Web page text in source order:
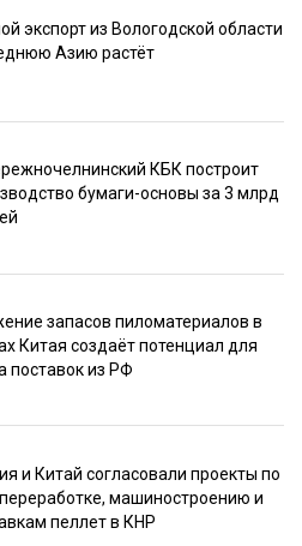
экспорт из Вологодской области
Азию растёт
КБК построит
бумаги-основы за 3 млрд
запасов пиломатериалов в
Китая создаёт потенциал для
поставок из РФ
и Китай согласовали проекты по
машиностроению и
пеллет в КНР